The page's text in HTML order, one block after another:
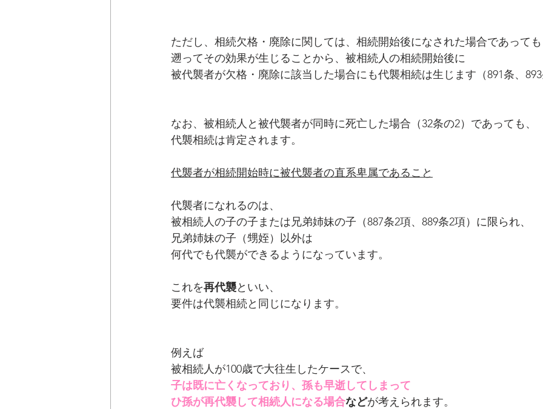
ただし、相続欠格・廃除に関しては、相続開始後になされた場合であっても
遡ってその効果が生じることから、被相続人の相続開始後に
被代襲者が欠格・廃除に該当した場合にも代襲相続は生じます（891条、
なお、被相続人と被代襲者が同時に死亡した場合（32条の2）であっても、
代襲相続は肯定されます。
代襲者が相続開始時に被代襲者の直系卑属であること
代襲者になれるのは、
被相続人の子の子または兄弟姉妹の子（887条2項、889条2項）に限られ、
兄弟姉妹の子（甥姪）以外は
何代でも代襲ができるようになっています。
これを再代襲といい、
要件は代襲相続と同じになります。
例えば
被相続人が100歳で大往生したケースで、
子は既に亡くなっており、孫も早逝してしまって
ひ孫が再代襲して相続人になる場合などが考えられます。